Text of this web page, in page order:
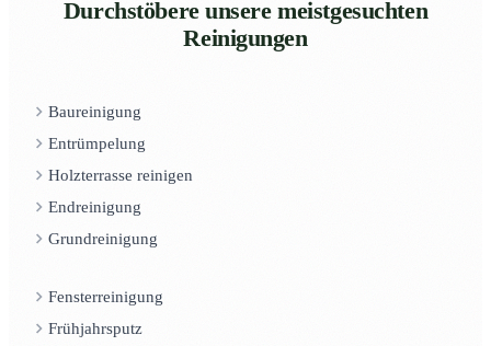
Durchstöbere unsere meistgesuchten
Reinigungen
Baureinigung
Entrümpelung
Holzterrasse reinigen
Endreinigung
Grundreinigung
Fensterreinigung
Frühjahrsputz